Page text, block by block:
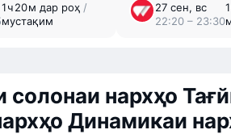
1 ⁠ч 20 ⁠м дар роҳ /
мустақим
27 сен, вс
22:20 – 23:30
солонаи нархҳо
Динамикаи